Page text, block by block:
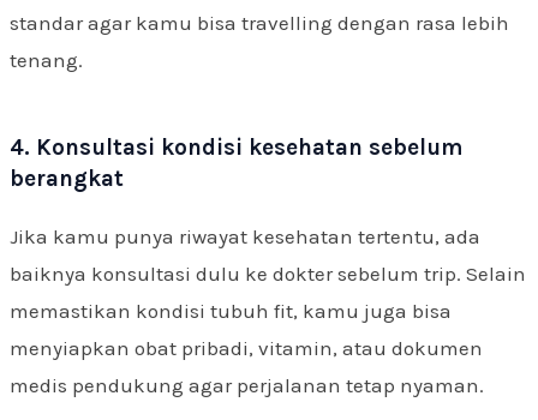
standar agar kamu bisa travelling dengan rasa lebih
tenang.
4. Konsultasi kondisi kesehatan sebelum
berangkat
Jika kamu punya riwayat kesehatan tertentu, ada
baiknya konsultasi dulu ke dokter sebelum trip. Selain
memastikan kondisi tubuh fit, kamu juga bisa
menyiapkan obat pribadi, vitamin, atau dokumen
medis pendukung agar perjalanan tetap nyaman.